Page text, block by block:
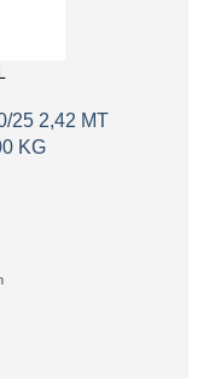
25 2,42 MT
KG